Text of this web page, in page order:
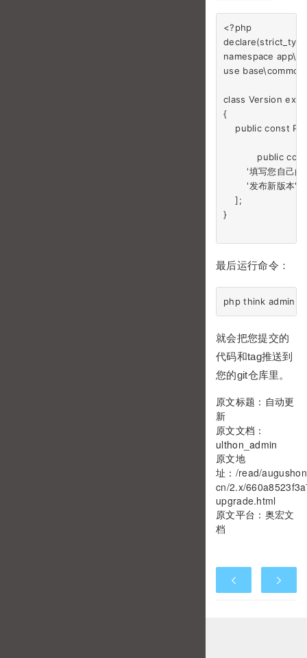
<?php
namespace
use
class Version
{
public const
'填写您自己
        '发布新版本',
    ];
}
最后运行命令：
就会把您提交的
代码和tag推送到
您的git仓库里。
原文标题：自动更
新
原文文档：
ulthon_admin
原文地
址： /read/
cn/2.x/
upgrade.html
原文平台： 奥宏文
档